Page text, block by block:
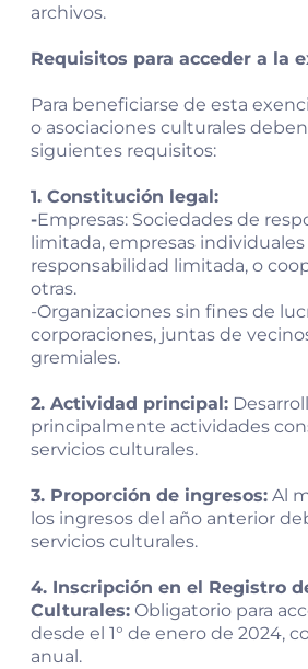
archivos.
Requisitos para acceder a la
Para beneficiarse de esta
o asociaciones culturales
siguientes requisitos:
1. Constitución legal:
-Empresas: Sociedades de
limitada, empresas individuales
responsabilidad limitada, o
otras.
-Organizaciones sin fines de
corporaciones, juntas de
gremiales.
2. Actividad principal:
principalmente actividades
servicios culturales.
3. Proporción de ingresos: Al
los ingresos del año anterior
servicios culturales.
4. Inscripción en el Registro
Culturales: Obligatorio para
desde el 1° de enero de 2024,
anual.